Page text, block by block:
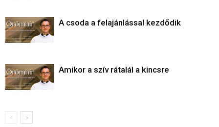
A csoda a felajánlással kezdődik
Amikor a szív rátalál a kincsre